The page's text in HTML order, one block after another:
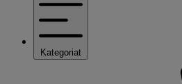
Kategoriat